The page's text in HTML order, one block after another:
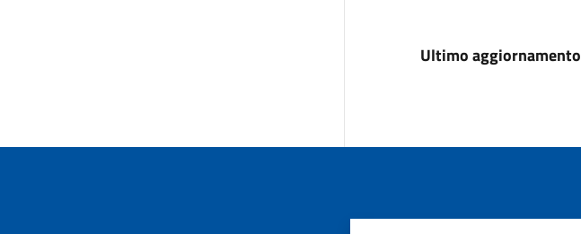
Ultimo aggiornamento